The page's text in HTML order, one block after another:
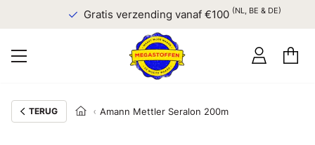
Gratis verzending vanaf €100(NL, BE & DE)
TERUG Amann Mettler Seralon 200m